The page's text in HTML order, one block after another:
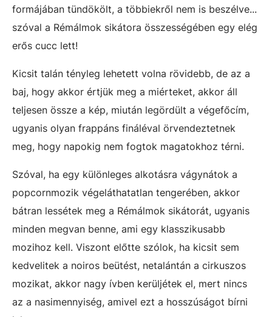
formájában tündökölt, a többiekről nem is beszélve...
szóval a Rémálmok sikátora összességében egy elég
erős cucc lett!
Kicsit talán tényleg lehetett volna rövidebb, de az a
baj, hogy akkor értjük meg a miérteket, akkor áll
teljesen össze a kép, miután legördült a végefőcím,
ugyanis olyan frappáns fináléval örvendeztetnek
meg, hogy napokig nem fogtok magatokhoz térni.
Szóval, ha egy különleges alkotásra vágynátok a
popcornmozik végeláthatatlan tengerében, akkor
bátran lessétek meg a Rémálmok sikátorát, ugyanis
minden megvan benne, ami egy klasszikusabb
mozihoz kell. Viszont előtte szólok, ha kicsit sem
kedvelitek a noiros beütést, netalántán a cirkuszos
mozikat, akkor nagy ívben kerüljétek el, mert nincs
az a nasimennyiség, amivel ezt a hosszúságot bírni